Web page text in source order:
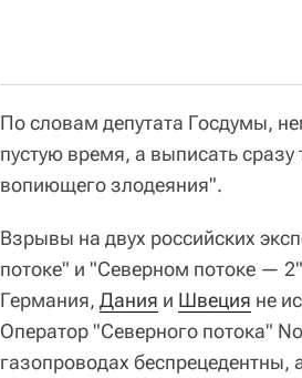
По словам депутата Госдумы,
пустую время, а выписать
вопиющего злодеяния".
Взрывы на двух российских
потоке" и "Северном потоке —
Германия, Дания и Швеция не
Оператор "Северного потока"
газопроводах